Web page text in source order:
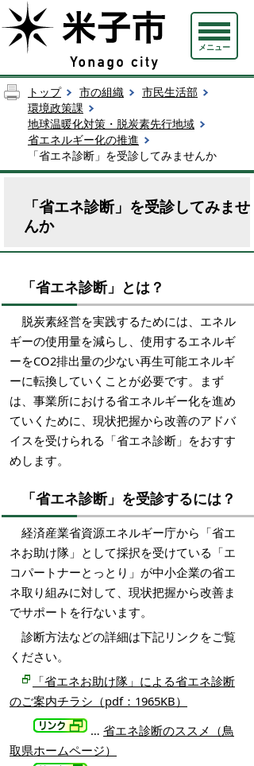
メニュー
トップ 市の組織
市民生活部
環境政策課
地球温暖化対策・脱炭素先行地域
省エネルギー化の推進
「省エネ診断」を受診してみませんか
「省エネ診断」を受診してみませ
んか
「省エネ診断」とは？
脱炭素経営を実践するためには、エネル
ギーの使用量を減らし、使用するエネルギ
ーをCO2排出量の少ない再生可能エネルギ
ーに転換していくことが必要です。まず
は、事業所における省エネルギー化を進め
ていくために、現状把握から改善のアドバ
イスを受けられる「省エネ診断」をおすす
めします。
「省エネ診断」を受診するには？
経済産業省資源エネルギー庁から「省エ
ネお助け隊」として採択を受けている「エ
コパートナーとっとり」が中小企業の省エ
ネ取り組みに対して、現状把握から改善ま
でサポートを行ないます。
診断方法などの詳細は下記リンクをご覧
ください。
「省エネお助け隊」による省エネ診断
のご案内チラシ（pdf：1965KB）
… 省エネ診断のススメ（鳥
取県ホームページ）